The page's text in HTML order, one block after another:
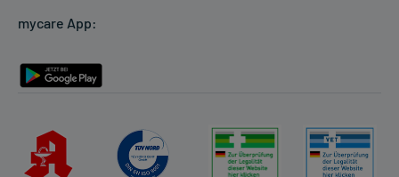
Rückgabe/Widerruf
mycare App: